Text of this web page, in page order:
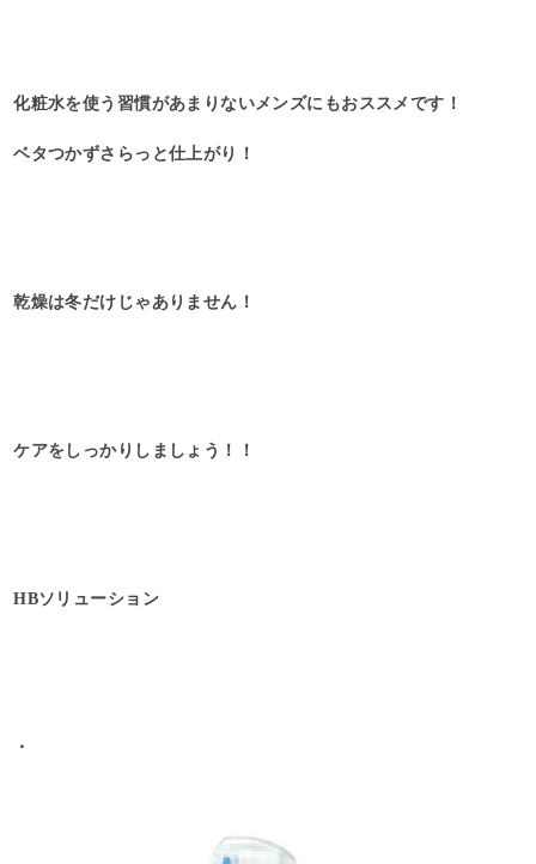
化粧水を使う習慣があまりないメンズにもおススメです！
ベタつかずさらっと仕上がり！
乾燥は冬だけじゃありません！
ケアをしっかりしましょう！！
HBソリューション
・